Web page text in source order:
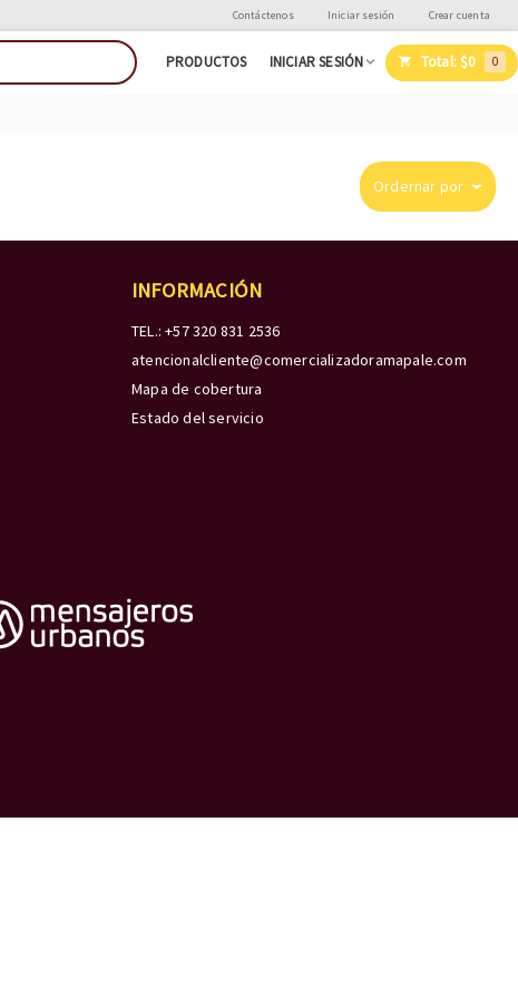
Contáctenos Iniciar sesión Crear cuenta
PRODUCTOS INICIAR SESIÓN Total:$0 0
Ordernar por
INFORMACIÓN
TEL.: +57 320 831 2536
atencionalcliente@comercializadoramapale.com
Mapa de cobertura
Estado del servicio